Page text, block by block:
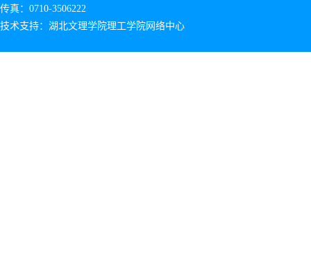
传真：0710-3506222
技术支持：湖北文理学院理工学院网络中心